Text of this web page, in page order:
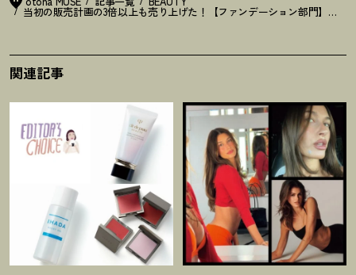
当初の販売計画の3倍以上も売り上げた ！ 【ファンデーション部門】オ
関連記事